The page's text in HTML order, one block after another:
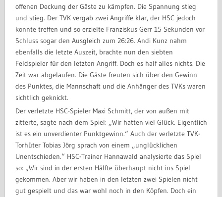
offenen Deckung der Gäste zu kämpfen. Die Spannung stieg
und stieg. Der TVK vergab zwei Angriffe klar, der HSC jedoch
konnte treffen und so erzielte Franziskus Gerr 15 Sekunden vor
Schluss sogar den Ausgleich zum 26:26. Andi Kunz nahm
ebenfalls die letzte Auszeit, brachte nun den siebten
Feldspieler für den letzten Angriff. Doch es half alles nichts. Die
Zeit war abgelaufen. Die Gäste freuten sich über den Gewinn
des Punktes, die Mannschaft und die Anhänger des TVKs waren
sichtlich geknickt.
Der verletzte HSC-Spieler Maxi Schmitt, der von außen mit
zitterte, sagte nach dem Spiel: „Wir hatten viel Glück. Eigentlich
ist es ein unverdienter Punktgewinn.“ Auch der verletzte TVK-
Torhüter Tobias Jörg sprach von einem „unglücklichen
Unentschieden.“ HSC-Trainer Hannawald analysierte das Spiel
so: „Wir sind in der ersten Hälfte überhaupt nicht ins Spiel
gekommen. Aber wir haben in den letzten zwei Spielen nicht
gut gespielt und das war wohl noch in den Köpfen. Doch ein